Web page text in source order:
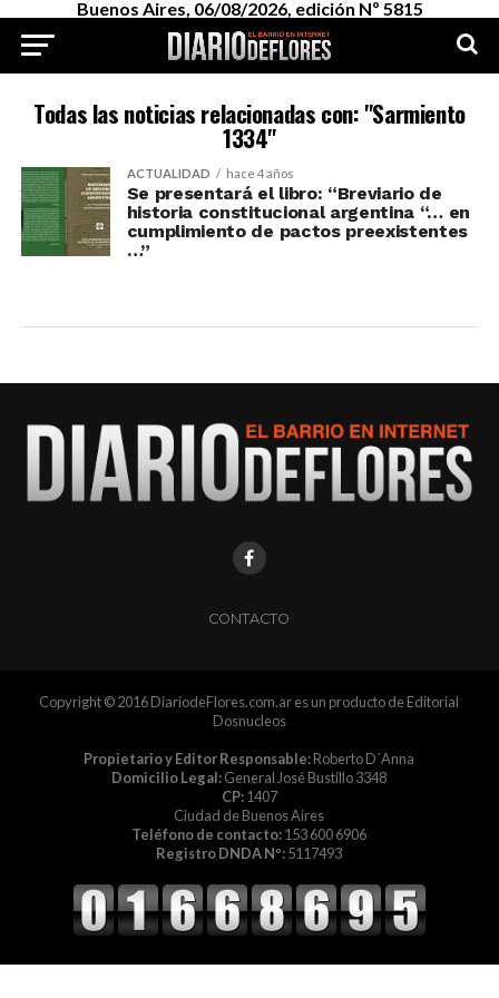
Buenos Aires, 06/08/2026, edición Nº 5815
Todas las noticias relacionadas con: "Sarmiento
1334"
ACTUALIDAD hace 4 años
Se presentará el libro: “Breviario de
historia constitucional argentina “… en
cumplimiento de pactos preexistentes
…”
CONTACTO
Copyright © 2016 DiariodeFlores.com.ar es un producto de Editorial
Dosnucleos
Propietario y Editor Responsable:Roberto D´Anna
Domicilio Legal:General José Bustillo 3348
CP:1407
Ciudad de Buenos Aires
Teléfono de contacto:153 600 6906
Registro DNDA Nº:5117493